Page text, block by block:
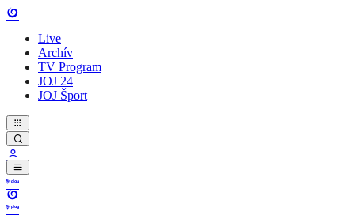
Live
Archív
TV Program
JOJ 24
JOJ Šport